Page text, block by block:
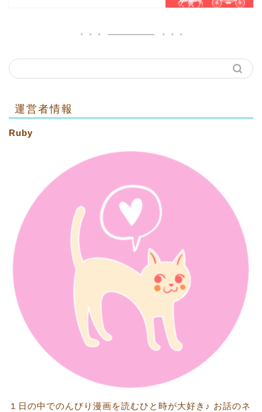
運営者情報
Ruby
１日の中でのんびり漫画を読むひと時が大好き♪ お話のネ